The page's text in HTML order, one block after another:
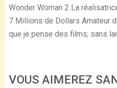
Wonder Woman 2 La
7 Millions de Dollars Amateur
que je pense des films, sans
VOUS AIMEREZ